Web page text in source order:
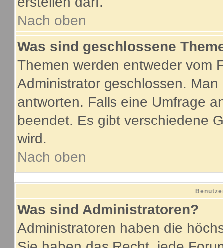
Nach oben
Was sind geschlossene
Themen werden entweder vom
Administrator geschlossen.
antworten. Falls eine Umfrage
beendet. Es gibt verschiedene
wird.
Nach oben
Was sind Administratoren?
Administratoren haben die